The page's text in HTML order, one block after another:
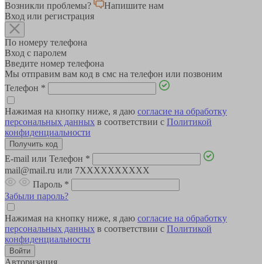
Возникли проблемы?
Напишите нам
Вход или регистрация
По номеру телефона
Вход с паролем
Введите номер телефона
Мы отправим вам код в смс на телефон или позвоним
Телефон *
Нажимая на кнопку ниже, я даю согласие на обработку
персональных данных в соответствии с Политикой
конфиденциальности
E-mail или Телефон *
mail@mail.ru или 7XXXXXXXXXX
Пароль *
Забыли пароль?
Нажимая на кнопку ниже, я даю согласие на обработку
персональных данных в соответствии с Политикой
конфиденциальности